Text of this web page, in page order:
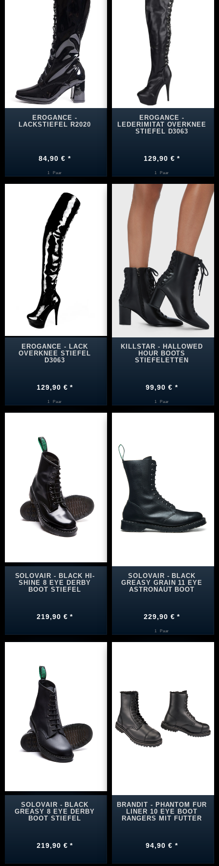
EROGANCE -
LACKSTIEFEL R2020
84,90 € *
1 Paar
EROGANCE -
LEDERIMITAT OVERKNEE
STIEFEL D3063
129,90 € *
1 Paar
EROGANCE - LACK
OVERKNEE STIEFEL
D3063
129,90 € *
1 Paar
KILLSTAR - HALLOWED
HOUR BOOTS
STIEFELETTEN
99,90 € *
1 Paar
SOLOVAIR - BLACK HI-
SHINE 8 EYE DERBY
BOOT STIEFEL
219,90 € *
SOLOVAIR - BLACK
GREASY GRAIN 11 EYE
ASTRONAUT BOOT
229,90 € *
1 Paar
SOLOVAIR - BLACK
GREASY 8 EYE DERBY
BOOT STIEFEL
219,90 € *
BRANDIT - PHANTOM FUR
LINER 10 EYE BOOT
RANGERS MIT FUTTER
94,90 € *